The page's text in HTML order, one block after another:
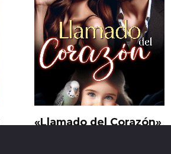
«Llamado del Corazón»